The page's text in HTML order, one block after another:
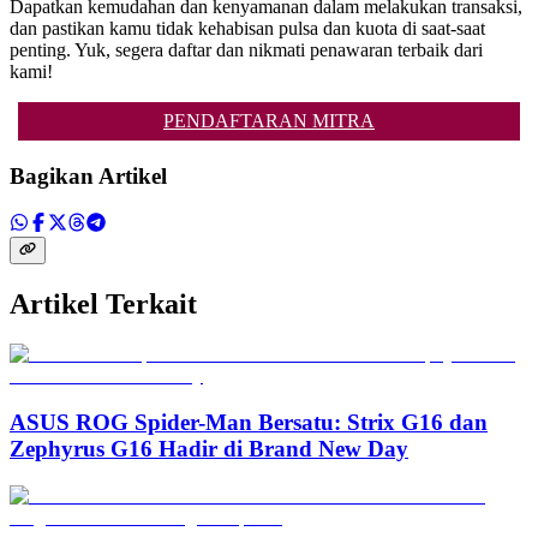
Dapatkan kemudahan dan kenyamanan dalam melakukan transaksi,
dan pastikan kamu tidak kehabisan pulsa dan kuota di saat-saat
penting. Yuk, segera daftar dan nikmati penawaran terbaik dari
kami!
PENDAFTARAN MITRA
Bagikan Artikel
Artikel Terkait
ASUS ROG Spider-Man Bersatu: Strix G16 dan
Zephyrus G16 Hadir di Brand New Day